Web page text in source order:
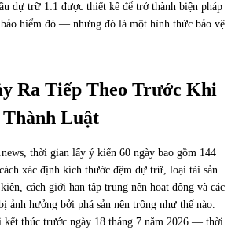
dự trữ 1:1 được thiết kế để trở thành biện pháp
hiểm đó — nhưng đó là một hình thức bảo vệ
Ra Tiếp Theo Trước Khi
Luật
thời gian lấy ý kiến 60 ngày bao gồm 144
xác định kích thước đệm dự trữ, loại tài sản
cách giới hạn tập trung nên hoạt động và các
ảnh hưởng bởi phá sản nên trông như thế nào.
thúc trước ngày 18 tháng 7 năm 2026 — thời